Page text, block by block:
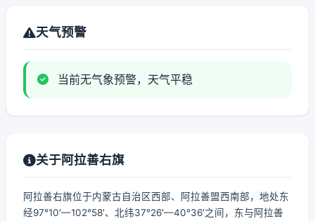
天气预警
当前无气象预警，天气平稳
关于阿拉善右旗
阿拉善右旗位于内蒙古自治区西部、阿拉善盟西南部，地处东
经97°10′—102°58′、北纬37°26′—40°36′之间，东与阿拉善